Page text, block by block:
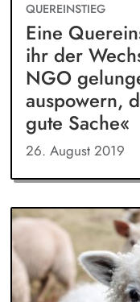
QUEREINSTIEG
Eine
ihr der
NGO
auspowern,
gute Sache«
26. August 2019